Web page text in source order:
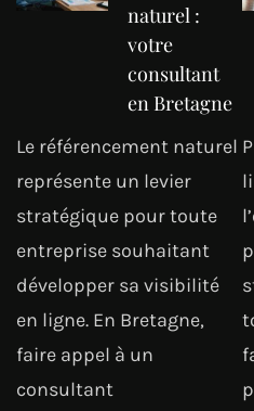
naturel :
votre
consultant
en Bretagne
Le référencement naturel
représente un levier
stratégique pour toute
entreprise souhaitant
développer sa visibilité
en ligne. En Bretagne,
faire appel à un
consultant